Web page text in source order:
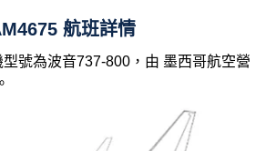
航班詳情
號為波音737-800，由 墨西哥航空營